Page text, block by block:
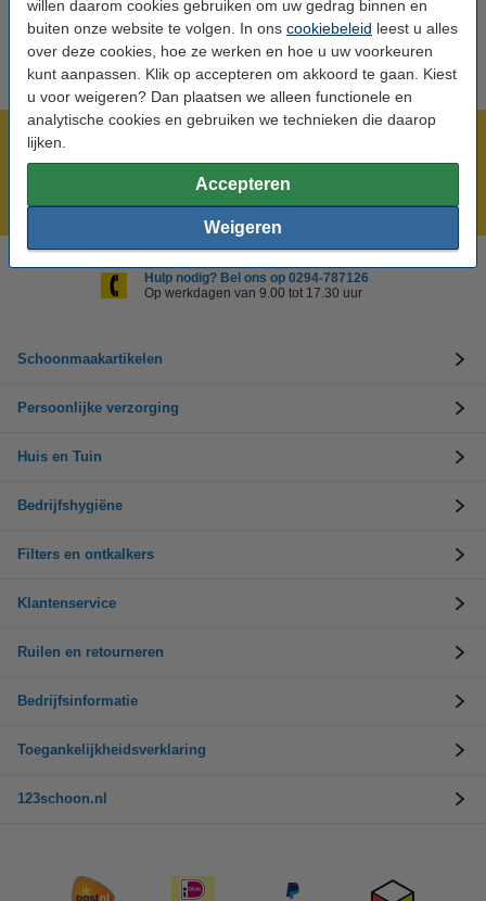
willen daarom cookies gebruiken om uw gedrag binnen en
buiten onze website te volgen. In ons cookiebeleid leest u alles
over deze cookies, hoe ze werken en hoe u uw voorkeuren
kunt aanpassen. Klik op accepteren om akkoord te gaan. Kiest
u voor weigeren? Dan plaatsen we alleen functionele en
analytische cookies en gebruiken we technieken die daarop
lijken.
Accepteren
Weigeren
Meer dan 5 miljoen klanten!
Groot assortiment!
Hulp nodig? Bel ons op 0294-787126
Op werkdagen van 9.00 tot 17.30 uur
Schoonmaakartikelen
Persoonlijke verzorging
Huis en Tuin
Bedrijfshygiëne
Filters en ontkalkers
Klantenservice
Ruilen en retourneren
Bedrijfsinformatie
Toegankelijkheidsverklaring
123schoon.nl